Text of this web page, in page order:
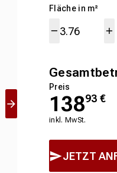
Fläche in m²
Preis
13893 €
inkl. MwSt.
JETZT